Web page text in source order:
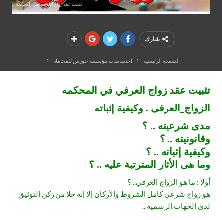
تثبيت عقد زواج العرفي في المحكمه
شارك
الصفحة الرئيسية اختصاصات مؤسسة حورس للمحاماه
تثبيت عقد زواج العرفي في المحكمه
الزواج_العرفى . وكيفية إثباته
مدى شرعيته .. ؟
وقانونيته .. ؟
وكيفية إثباته .. ؟
وما هى الأثار المترتبة عليه .. ؟
أولآ : ما هو الزواج العرفي.. ؟
هو زواج شرعى كامل الشروط والأركان إلا إنه خلا من ركن التوثيق
لدى الجهات الرسمية ..